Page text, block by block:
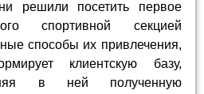
решили посетить первое
спортивной секцией
способы их привлечения,
клиентскую базу,
в ней полученную